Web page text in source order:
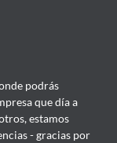
podrás
que día a
estamos
- gracias por